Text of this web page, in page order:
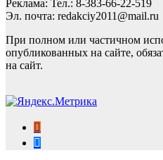
Реклама: Тел.: 8-383-66-22-519
Эл. почта: redakciy2011@mail.ru
При полном или частичном
опубликованных на сайте,
на сайт.